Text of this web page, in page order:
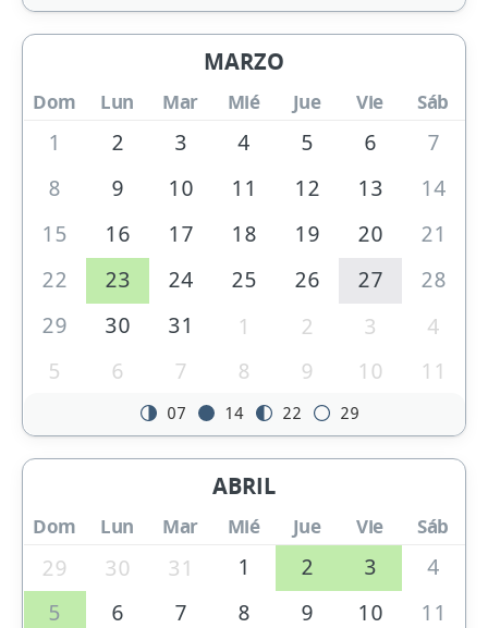
MARZO
Dom Lun Mar Mié Jue Vie Sáb
1 2 3 4 5 6
7
8
9 10 11 12 13
14
15
16 17 18 19 20
21
22
23 24 25 26 27
28
29
30 31 1 2 3
4
5
6 7 8 9 10 11
07 14 22 29
ABRIL
Dom Lun Mar Mié Jue Vie Sáb
29 30 31 1 2 3
4
5
6 7 8 9 10
11